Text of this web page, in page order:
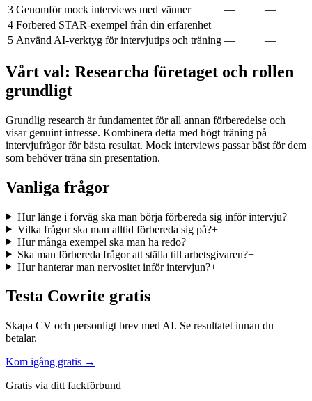
3 Genomför mock interviews med vänner —
—
4 Förbered STAR-exempel från din erfarenhet —
—
5 Använd AI-verktyg för intervjutips och träning — —
Vårt val: Researcha företaget och rollen
grundligt
Grundlig research är fundamentet för all annan förberedelse och
visar genuint intresse. Kombinera detta med högt träning på
intervjufrågor för bästa resultat. Mock interviews passar bäst för dem
som behöver träna sin presentation.
Vanliga frågor
Hur länge i förväg ska man börja förbereda sig inför intervju?+
Vilka frågor ska man alltid förbereda sig på?+
Hur många exempel ska man ha redo?+
Ska man förbereda frågor att ställa till arbetsgivaren?+
Hur hanterar man nervositet inför intervjun?+
Testa Cowrite gratis
Skapa CV och personligt brev med AI. Se resultatet innan du
betalar.
Kom igång gratis →
Gratis via ditt fackförbund